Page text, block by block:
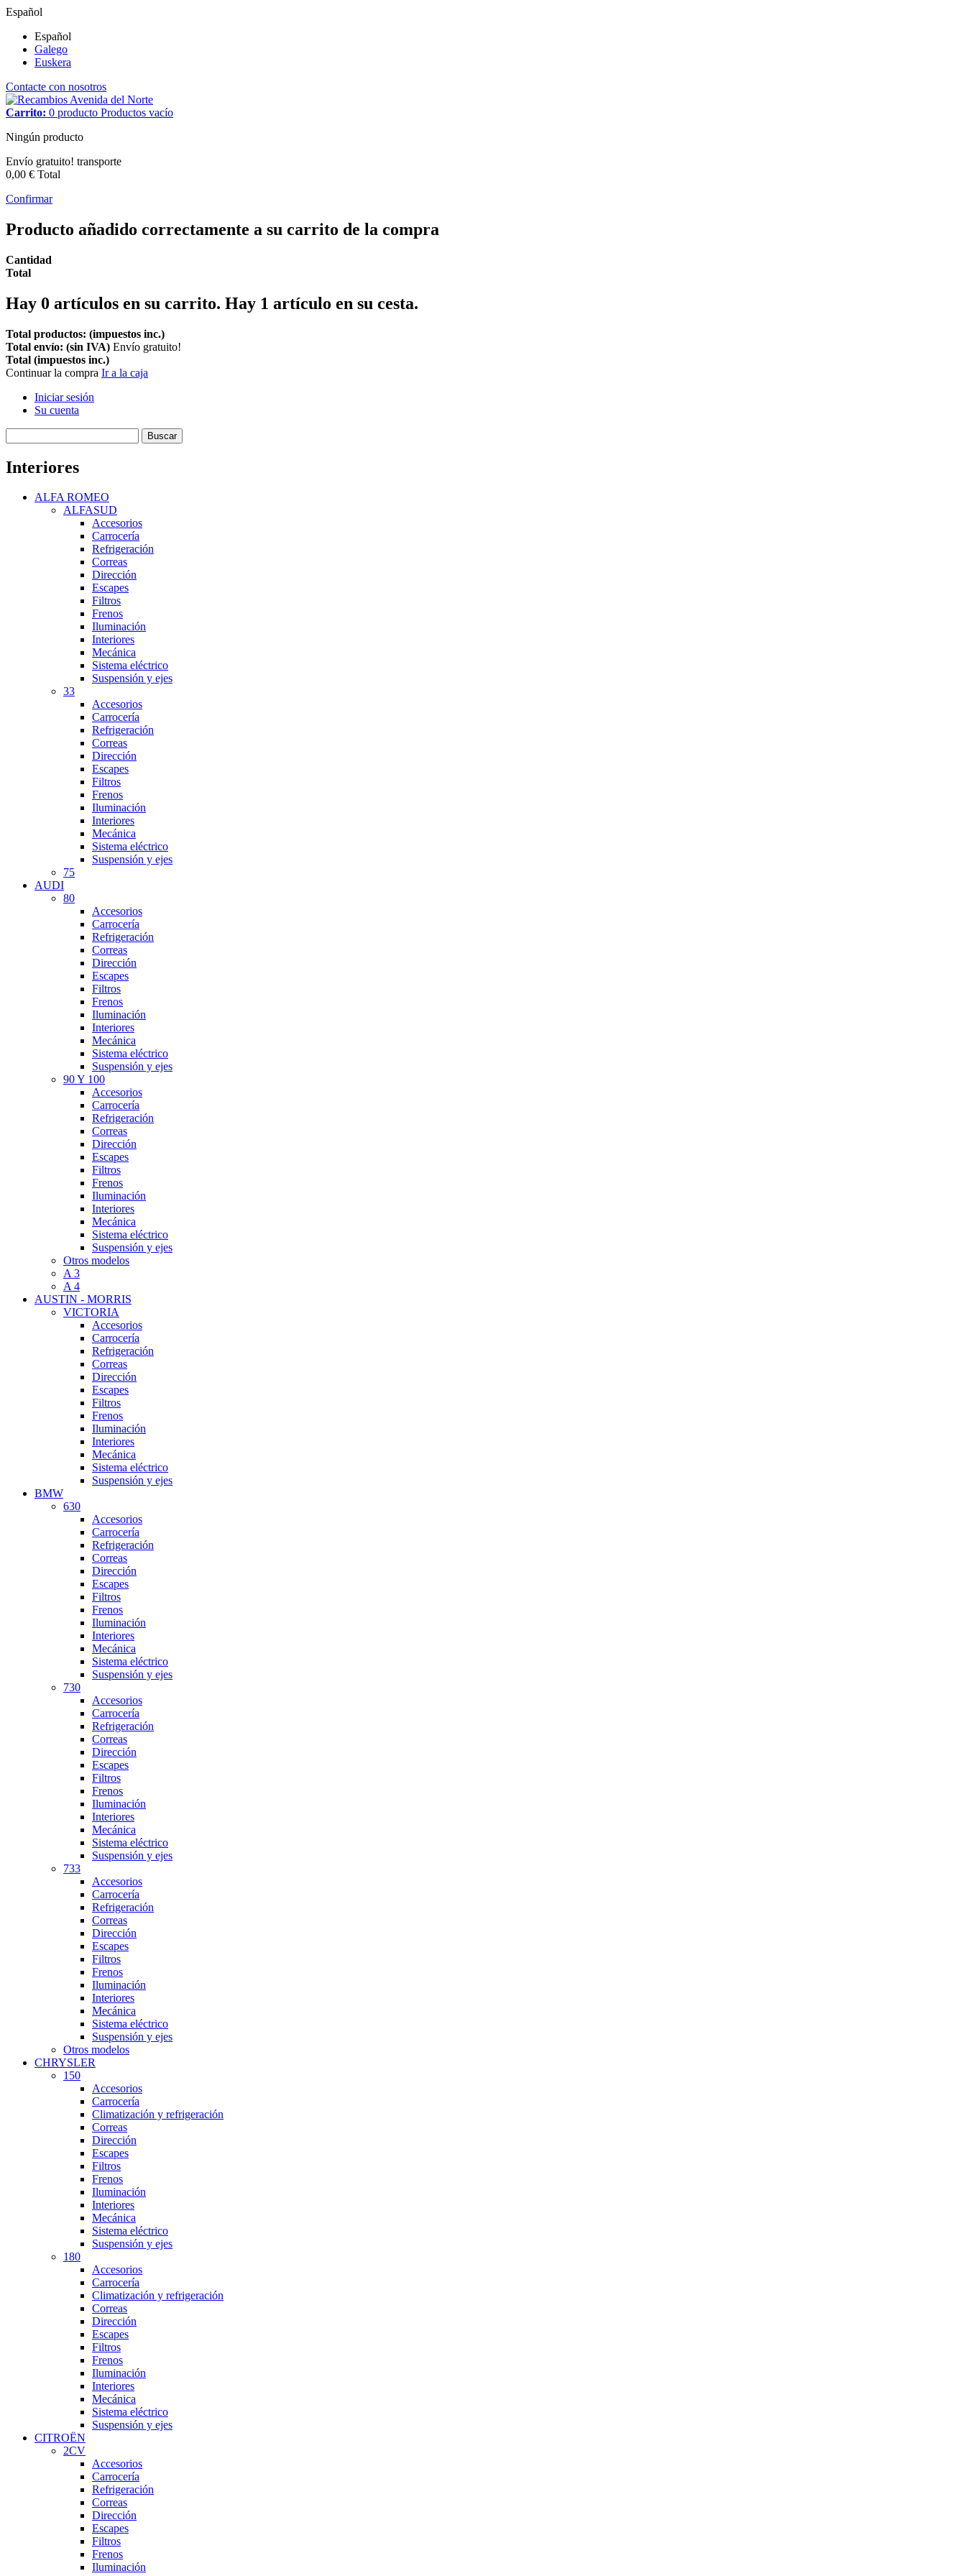
Español
Español
Galego
Euskera
Contacte con nosotros
Carrito: 0 producto Productos vacío
Ningún producto
Envío gratuito! transporte
0,00 € Total
Confirmar
Producto añadido correctamente a su carrito de la compra
Cantidad
Total
Hay 0 artículos en su carrito. Hay 1 artículo en su cesta.
Total productos: (impuestos inc.)
Total envío: (sin IVA) Envío gratuito!
Total (impuestos inc.)
Continuar la compra Ir a la caja
Iniciar sesión
Su cuenta
Buscar
Interiores
ALFA ROMEO
ALFASUD
Accesorios
Carrocería
Refrigeración
Correas
Dirección
Escapes
Filtros
Frenos
Iluminación
Interiores
Mecánica
Sistema eléctrico
Suspensión y ejes
33
Accesorios
Carrocería
Refrigeración
Correas
Dirección
Escapes
Filtros
Frenos
Iluminación
Interiores
Mecánica
Sistema eléctrico
Suspensión y ejes
75
AUDI
80
Accesorios
Carrocería
Refrigeración
Correas
Dirección
Escapes
Filtros
Frenos
Iluminación
Interiores
Mecánica
Sistema eléctrico
Suspensión y ejes
90 Y 100
Accesorios
Carrocería
Refrigeración
Correas
Dirección
Escapes
Filtros
Frenos
Iluminación
Interiores
Mecánica
Sistema eléctrico
Suspensión y ejes
Otros modelos
A 3
A 4
AUSTIN - MORRIS
VICTORIA
Accesorios
Carrocería
Refrigeración
Correas
Dirección
Escapes
Filtros
Frenos
Iluminación
Interiores
Mecánica
Sistema eléctrico
Suspensión y ejes
BMW
630
Accesorios
Carrocería
Refrigeración
Correas
Dirección
Escapes
Filtros
Frenos
Iluminación
Interiores
Mecánica
Sistema eléctrico
Suspensión y ejes
730
Accesorios
Carrocería
Refrigeración
Correas
Dirección
Escapes
Filtros
Frenos
Iluminación
Interiores
Mecánica
Sistema eléctrico
Suspensión y ejes
733
Accesorios
Carrocería
Refrigeración
Correas
Dirección
Escapes
Filtros
Frenos
Iluminación
Interiores
Mecánica
Sistema eléctrico
Suspensión y ejes
Otros modelos
CHRYSLER
150
Accesorios
Carrocería
Climatización y refrigeración
Correas
Dirección
Escapes
Filtros
Frenos
Iluminación
Interiores
Mecánica
Sistema eléctrico
Suspensión y ejes
180
Accesorios
Carrocería
Climatización y refrigeración
Correas
Dirección
Escapes
Filtros
Frenos
Iluminación
Interiores
Mecánica
Sistema eléctrico
Suspensión y ejes
CITROËN
2CV
Accesorios
Carrocería
Refrigeración
Correas
Dirección
Escapes
Filtros
Frenos
Iluminación